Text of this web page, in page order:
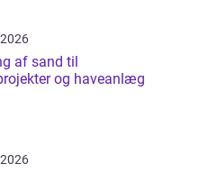
af sand til
og haveanlæg